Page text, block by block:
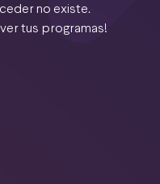
no existe.
tus programas!